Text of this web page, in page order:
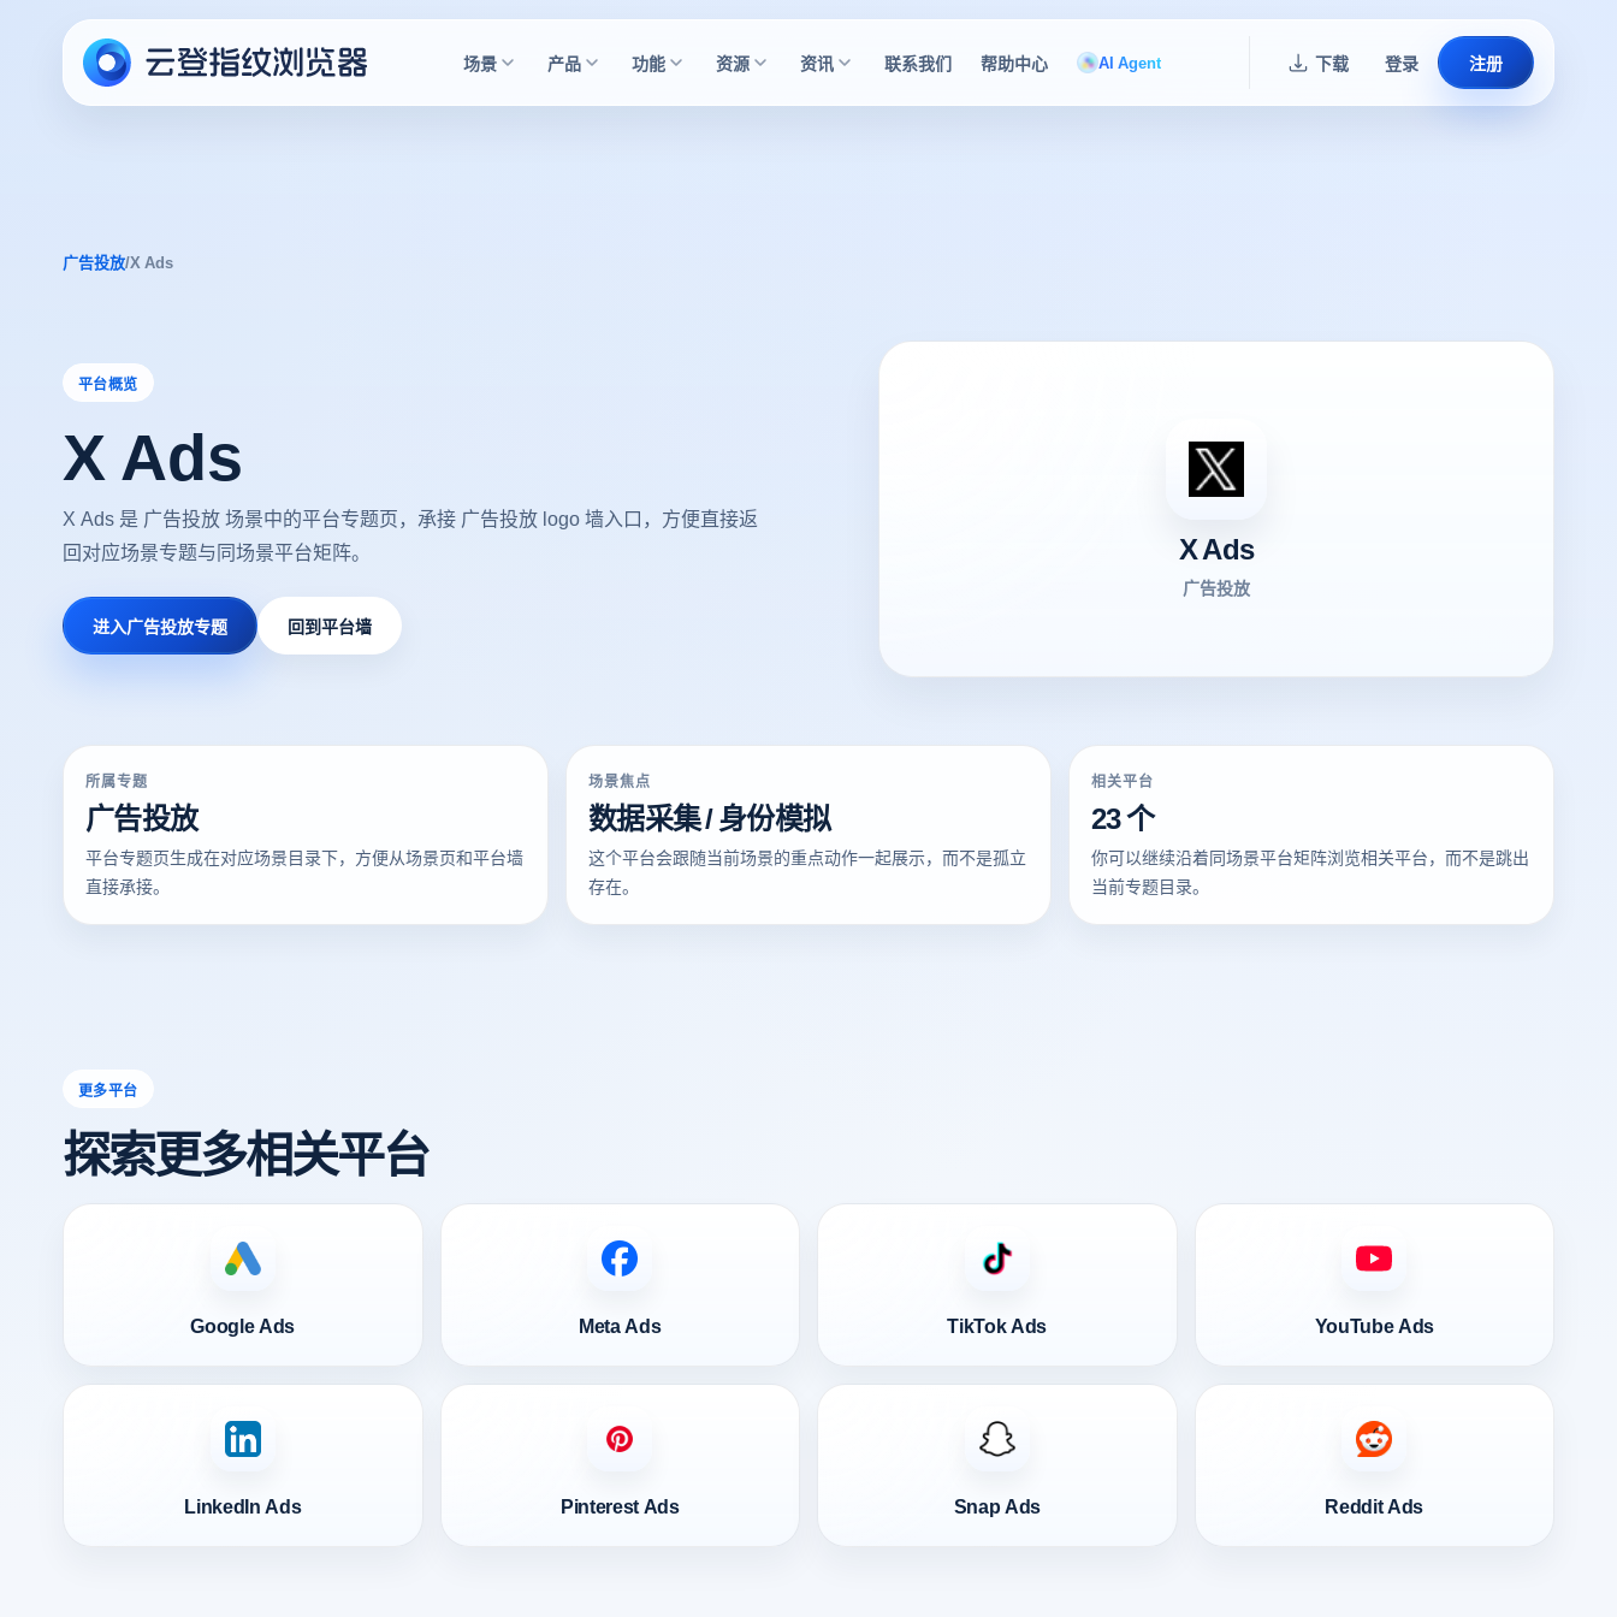
场景 产品 功能 资源 资讯 联系我们 帮助中心 AI Agent 下载 登录 注册
广告投放/X Ads
平台概览
X Ads
X Ads 是 广告投放 场景中的平台专题页，承接 广告投放 logo 墙入口，方便直接返
回对应场景专题与同场景平台矩阵。
进入广告投放专题 回到平台墙
X Ads
广告投放
所属专题
广告投放
平台专题页生成在对应场景目录下，方便从场景页和平台墙
直接承接。
场景焦点
数据采集 / 身份模拟
这个平台会跟随当前场景的重点动作一起展示，而不是孤立
存在。
相关平台
23 个
你可以继续沿着同场景平台矩阵浏览相关平台，而不是跳出
当前专题目录。
更多平台
探索更多相关平台
Google Ads Meta Ads TikTok Ads YouTube Ads
LinkedIn Ads Pinterest Ads Snap Ads Reddit Ads